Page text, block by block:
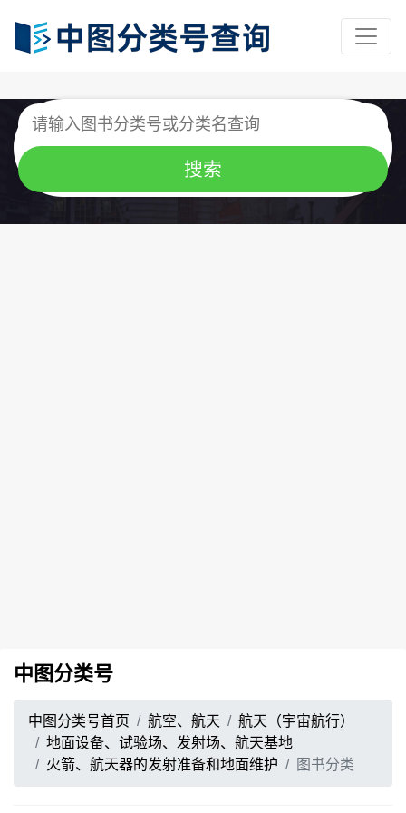
中图分类号
中图分类号首页 航空、航天
航天（宇宙航行）
地面设备、试验场、发射场、航天基地
火箭、航天器的发射准备和地面维护
图书分类